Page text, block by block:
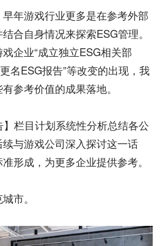
年游戏行业更多是在参考外部
合自身情况来探索ESG管理。
企业“成立独立ESG相关部
名ESG报告”等改变的出现，我
参考价值的成果落地。
】栏目计划系统性分析总结各公
与游戏公司深入探讨这一话
形成，为更多企业提供参考。
市。